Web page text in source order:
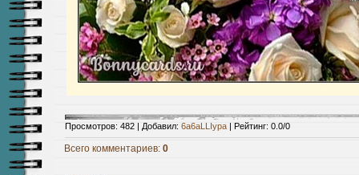
Просмотров: 482 | Добавил: 6a6aLLIypa | Рейтинг: 0.0/0
Всего комментариев: 0